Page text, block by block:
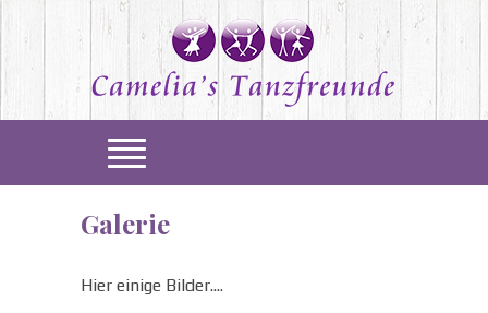
Galerie
Hier einige Bilder....